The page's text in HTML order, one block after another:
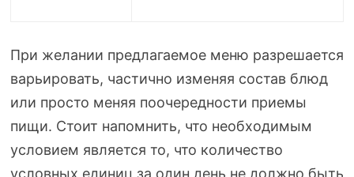
При желании предлагаемое меню разрешается
варьировать, частично изменяя состав блюд
или просто меняя поочередности приемы
пищи. Стоит напомнить, что необходимым
условием является то, что количество
условных единиц за один день не должно быть